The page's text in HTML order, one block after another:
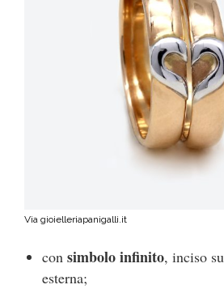
Via gioielleriapanigalli.it
con simbolo infinito, inciso
esterna;